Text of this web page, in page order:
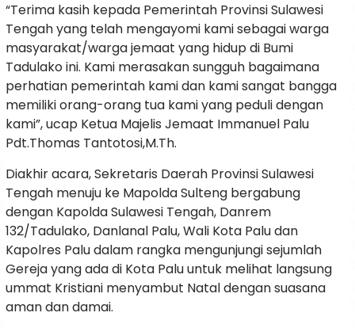
“Terima kasih kepada Pemerintah Provinsi Sulawesi
Tengah yang telah mengayomi kami sebagai warga
masyarakat/warga jemaat yang hidup di Bumi
Tadulako ini. Kami merasakan sungguh bagaimana
perhatian pemerintah kami dan kami sangat bangga
memiliki orang-orang tua kami yang peduli dengan
kami”, ucap Ketua Majelis Jemaat Immanuel Palu
Pdt.Thomas Tantotosi,M.Th.
Diakhir acara, Sekretaris Daerah Provinsi Sulawesi
Tengah menuju ke Mapolda Sulteng bergabung
dengan Kapolda Sulawesi Tengah, Danrem
132/Tadulako, Danlanal Palu, Wali Kota Palu dan
Kapolres Palu dalam rangka mengunjungi sejumlah
Gereja yang ada di Kota Palu untuk melihat langsung
ummat Kristiani menyambut Natal dengan suasana
aman dan damai.